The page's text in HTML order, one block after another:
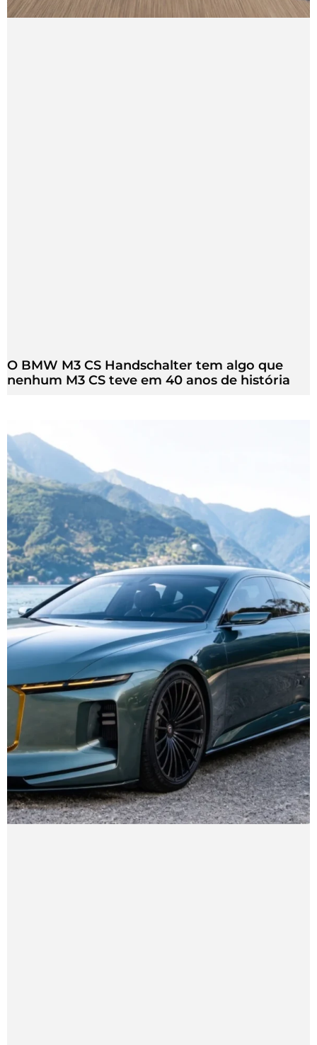
O BMW M3 CS Handschalter tem algo que
nenhum M3 CS teve em 40 anos de história